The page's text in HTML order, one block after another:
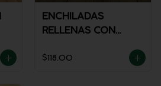
ENCHILADAS
RELLENAS CON
$118.00